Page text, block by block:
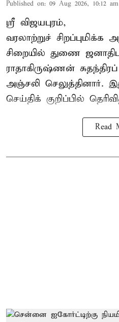
Published on: 09 Aug 2026, 10:12 am
ஸ்ரீ விஜயபுரம்,
வரலாற்றுச்
சிறையில் துணை
ராதாகிருஷ்ணன்
அஞ்சலி செலுத்தினார்.
செய்திக் குறிப்பில்
Read